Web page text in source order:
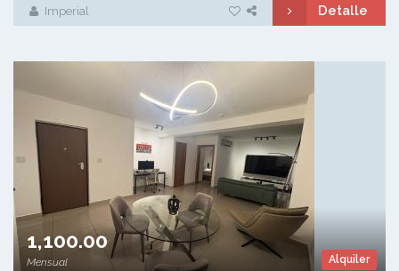
Imperial Detalle
Alquiler
1,100.00
Mensual